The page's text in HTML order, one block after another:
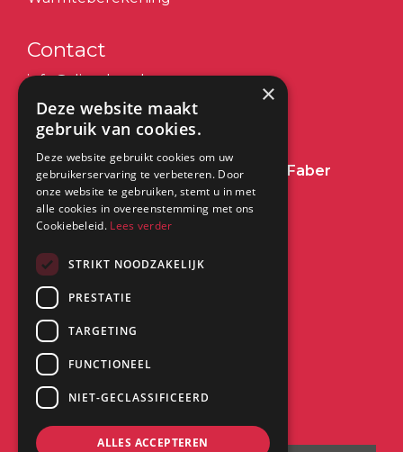
Contact
info@dimplex.nl
+31 (0) 513 78 98 80
Heeft u een vraag over Dimplex of Faber
Haarden?Klik dan hier
Kantoor:
Saturnus 8
8448 CC Heerenveen
×
Deze website maakt
gebruik van cookies.
Deze website gebruikt cookies om uw
gebruikerservaring te verbeteren. Door
onze website te gebruiken, stemt u in met
alle cookies in overeenstemming met ons
Cookiebeleid. Lees verder
STRIKT NOODZAKELIJK
PRESTATIE
TARGETING
FUNCTIONEEL
NIET-GECLASSIFICEERD
ALLES ACCEPTEREN